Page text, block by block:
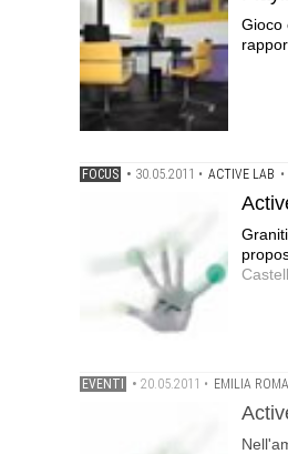
Gioco
FOCUS • 30.05.2011 • ACTIVE LAB •
EVENTI • 20.05.2011 • EMILIA